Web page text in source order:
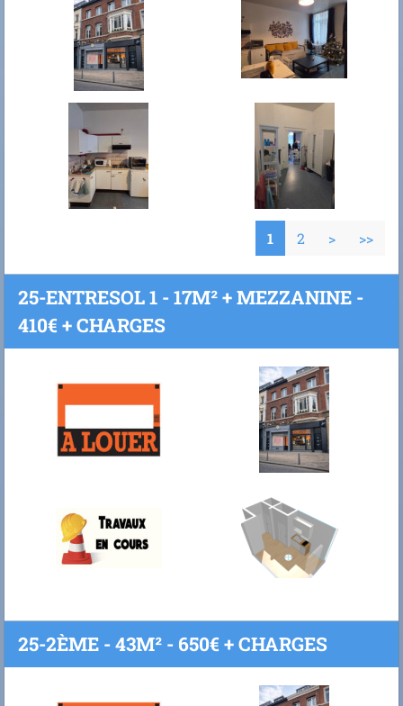
1 2 > >>
25-ENTRESOL 1 - 17M² + MEZZANINE -
410€ + CHARGES
25-2ÈME - 43M² - 650€ + CHARGES